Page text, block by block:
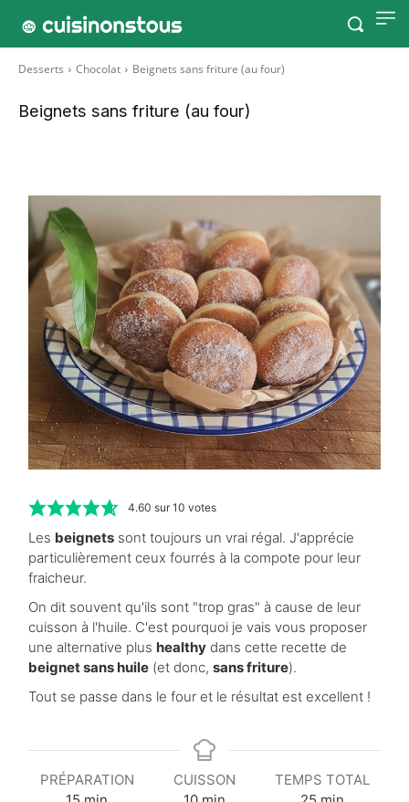
Desserts Chocolat Beignets sans friture (au four)
Beignets sans friture (au four)
4.60 sur10 votes
Les beignets sont toujours un vrai régal. J'apprécie
particulièrement ceux fourrés à la compote pour leur
fraicheur.
On dit souvent qu'ils sont "trop gras" à cause de leur
cuisson à l'huile. C'est pourquoi je vais vous proposer
une alternative plus healthy dans cette recette de
beignet sans huile (et donc, sans friture).
Tout se passe dans le four et le résultat est excellent !
PRÉPARATION
CUISSON
TEMPS TOTAL